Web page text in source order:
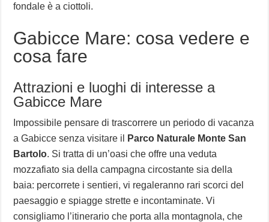
fondale è a ciottoli.
Gabicce Mare: cosa vedere e
cosa fare
Attrazioni e luoghi di interesse a
Gabicce Mare
Impossibile pensare di trascorrere un periodo di vacanza
a Gabicce senza visitare il
Parco Naturale Monte San
Bartolo. Si tratta di un’oasi che offre una veduta
mozzafiato sia della campagna circostante sia della
baia: percorrete i sentieri, vi regaleranno rari scorci del
paesaggio e spiagge strette e incontaminate. Vi
consigliamo l’itinerario che porta alla montagnola, che